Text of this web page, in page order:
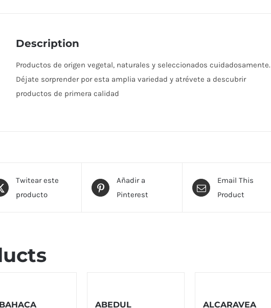
Description
Productos de origen vegetal, naturales y seleccionados cuidadosamente.
Déjate sorprender por esta amplia variedad y atrévete a descubrir
productos de primera calidad
Twitear este
producto
Añadir a
Pinterest
Email This
Product
ABEDUL ALCARAVEA